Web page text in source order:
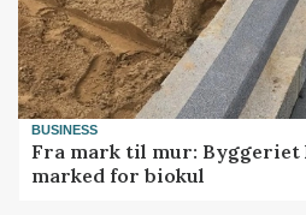
BUSINESS
Fra mark til mur: Byggeriet
marked for biokul